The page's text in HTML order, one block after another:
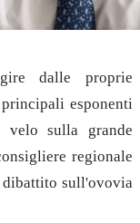
dalle proprie
esponenti
sulla grande
regionale
dibattito sull'ovovia